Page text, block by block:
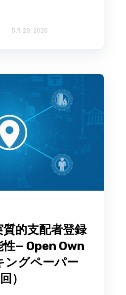
5月 29, 2026
的支配者登録
性— Open Own
グペーパー
）